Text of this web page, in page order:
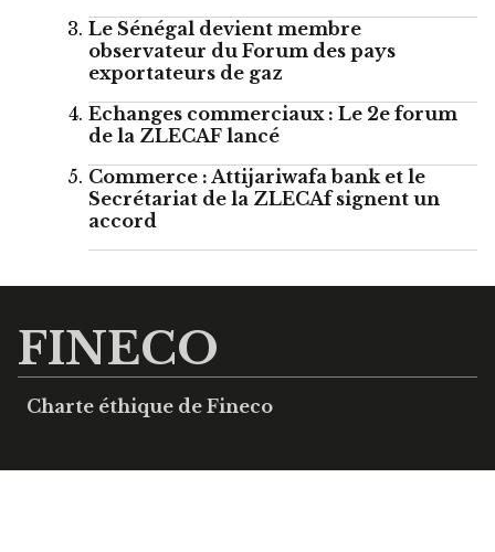
Le Sénégal devient membre
observateur du Forum des pays
exportateurs de gaz
Echanges commerciaux : Le 2e forum
de la ZLECAF lancé
Commerce : Attijariwafa bank et le
Secrétariat de la ZLECAf signent un
accord
FINECO
Charte éthique de Fineco